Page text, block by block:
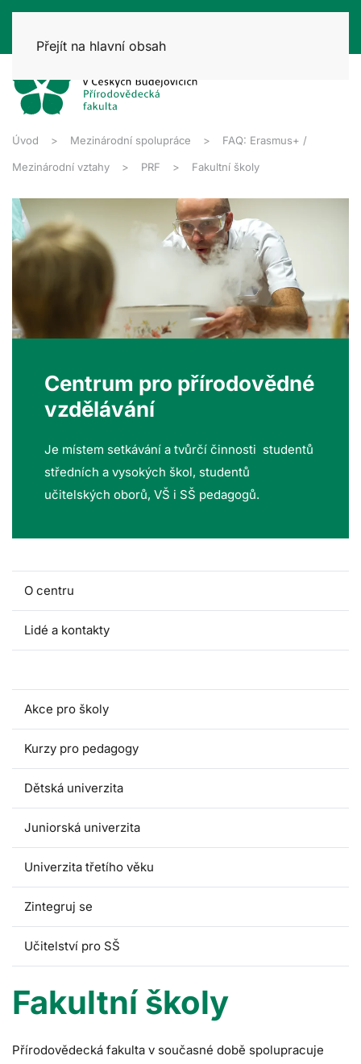
Přejít na hlavní obsah
Úvod Mezinárodní spolupráce FAQ: Erasmus+ /
Mezinárodní vztahy PRF Fakultní školy
Centrum pro přírodovědné
vzdělávání
Je místem setkávání a tvůrčí činnosti studentů
středních a vysokých škol, studentů
učitelských oborů, VŠ i SŠ pedagogů.
O centru
Lidé a kontakty
Akce pro školy
Kurzy pro pedagogy
Dětská univerzita
Juniorská univerzita
Univerzita třetího věku
Zintegruj se
Učitelství pro SŠ
Fakultní školy
Přírodovědecká fakulta v současné době spolupracuje